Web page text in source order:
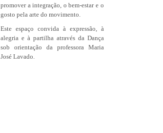
promover a integração, o bem-estar e o
gosto pela arte do movimento.
Este espaço convida à expressão, à
alegria e à partilha através da Dança
sob orientação da professora Maria
José Lavado.